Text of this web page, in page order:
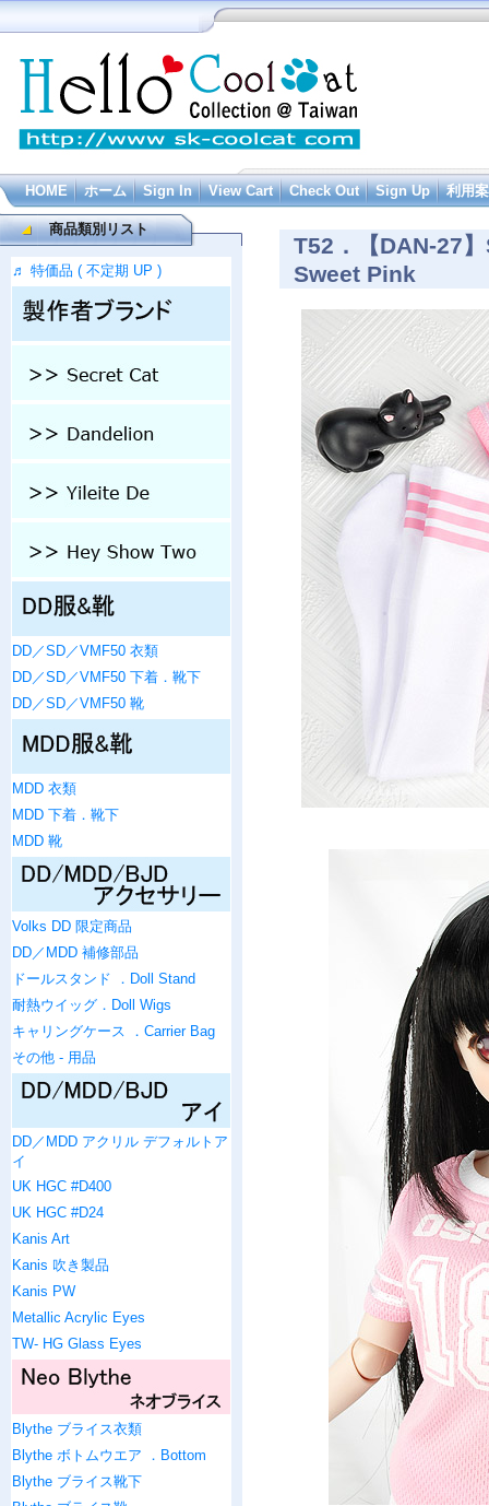
HOME ホーム Sign In View Cart Check Out Sign Up 利用
商品類別リスト
♬ 特価品 ( 不定期 UP )
DD／SD／VMF50 衣類
DD／SD／VMF50 下着．靴下
DD／SD／VMF50 靴
MDD 衣類
MDD 下着．靴下
MDD 靴
Volks DD 限定商品
DD／MDD 補修部品
ドールスタンド ．Doll Stand
耐熱ウイッグ．Doll Wigs
キャリングケース ．Carrier Bag
その他 - 用品
DD／MDD アクリル デフォルトア
イ
UK HGC #D400
UK HGC #D24
Kanis Art
Kanis 吹き製品
Kanis PW
Metallic Acrylic Eyes
TW- HG Glass Eyes
Blythe ブライス衣類
Blythe ボトムウエア ．Bottom
Blythe ブライス靴下
T52．【DAN-27
Sweet Pink